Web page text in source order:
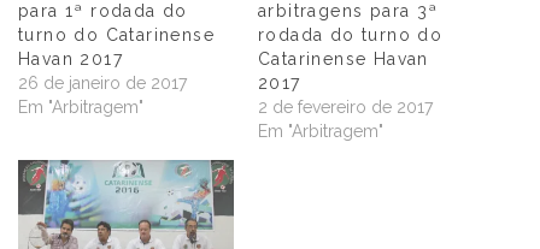
para 1ª rodada do
turno do Catarinense
Havan 2017
26 de janeiro de 2017
Em "Arbitragem"
arbitragens para 3ª
rodada do turno do
Catarinense Havan
2017
2 de fevereiro de 2017
Em "Arbitragem"